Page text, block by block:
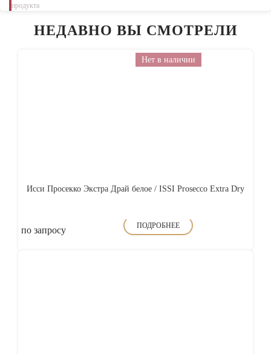
продукта
НЕДАВНО ВЫ СМОТРЕЛИ
Нет в наличии
Исси Просекко Экстра Драй белое / ISSI Prosecco Extra Dry
по запросу ПОДРОБНЕЕ